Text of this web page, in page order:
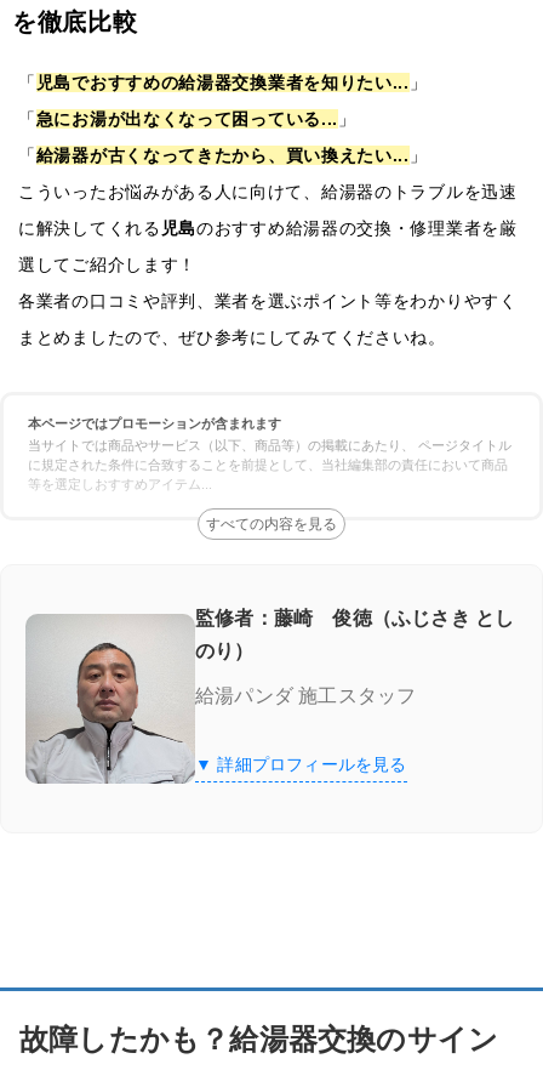
を徹底比較
「 児島でおすすめの給湯器交換業者を知りたい... 」
「急にお湯が出なくなって困っている... 」
「給湯器が古くなってきたから、買い換えたい... 」
こういったお悩みがある人に向けて、給湯器のトラブルを迅速
に解決してくれる 児島のおすすめ給湯器の交換・修理業者を厳
選してご紹介します！
各業者の口コミや評判、業者を選ぶポイント等をわかりやすく
まとめましたので、ぜひ参考にしてみてくださいね。
本ページではプロモーションが含まれます
当サイトでは商品やサービス（以下、商品等）の掲載にあたり、 ページタイトル
に規定された条件に合致することを前提として、当社編集部の責任において商品
等を選定しおすすめアイテム
監修者：藤崎 俊徳（ふじさき とし
のり）
給湯パンダ 施工スタッフ
▼ 詳細プロフィールを見る
故障したかも？給湯器交換のサイン